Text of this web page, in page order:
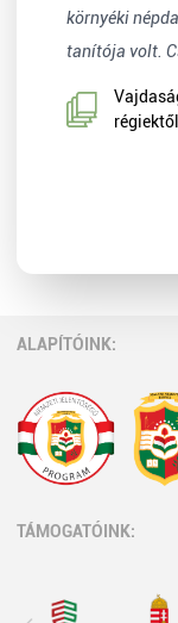
környéki
tanítója volt.
ALAPÍTÓINK:
TÁMOGATÓINK: